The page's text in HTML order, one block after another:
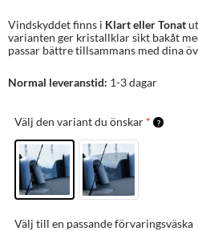
Vindskyddet finns i Klart eller Tonat
varianten ger kristallklar sikt bakåt
passar bättre tillsammans med dina
Normal leveranstid: 1-3 dagar
Välj den variant du önskar *
Välj till en passande förvaringsväska